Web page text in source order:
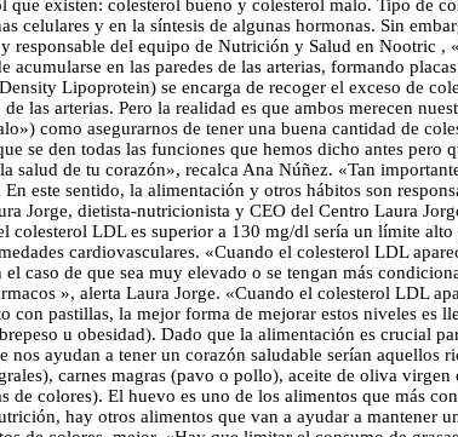
existen: colesterol bueno y colesterol malo. Tipo de
y en la síntesis de algunas hormonas. Sin
responsable del equipo de Nutrición y Salud en Nootric
en las paredes de las arterias, formando
Lipoprotein) se encarga de recoger el exceso de
las arterias. Pero la realidad es que ambos merecen
como asegurarnos de tener una buena cantidad de
se den todas las funciones que hemos dicho antes pero
salud de tu corazón», recalca Ana Núñez. «Tan
este sentido, la alimentación y otros hábitos son
Jorge, dietista-nutricionista y CEO del Centro Laura
LDL es superior a 130 mg/dl sería un límite
cardiovasculares. «Cuando el colesterol LDL
de que sea muy elevado o se tengan más
», alerta Laura Jorge. «Cuando el colesterol LDL
pastillas, la mejor forma de mejorar estos niveles es
u obesidad). Dado que la alimentación es crucial
ayudan a tener un corazón saludable serían aquellos
carnes magras (pavo o pollo), aceite de oliva
colores). El huevo es uno de los alimentos que más
hay otros alimentos que van a ayudar a mantener